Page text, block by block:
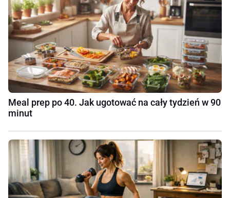
Meal prep po 40. Jak ugotować na cały tydzień w 90
minut